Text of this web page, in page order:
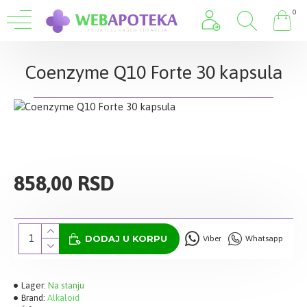
0
Coenzyme Q10 Forte 30 kapsula
Lager: Na stanju
Brand: Alkaloid
858,00 RSD
DODAJ U KORPU Viber Whatsapp